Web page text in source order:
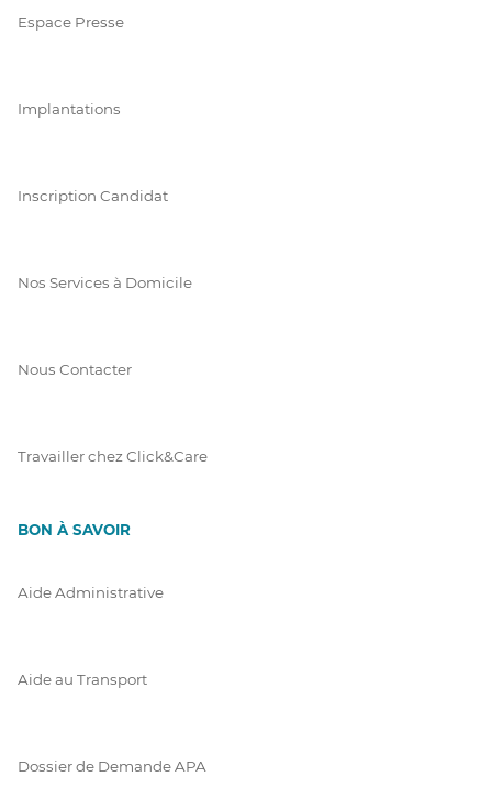
Espace Presse
Implantations
Inscription Candidat
Nos Services à Domicile
Nous Contacter
Travailler chez Click&Care
BON À SAVOIR
Aide Administrative
Aide au Transport
Dossier de Demande APA